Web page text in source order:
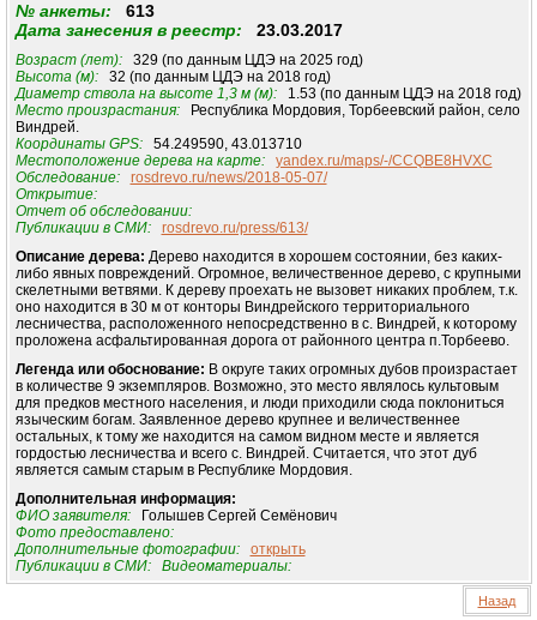
№ анкеты: 613
Дата занесения в реестр: 23.03.2017
Возраст (лет):329 (по данным ЦДЭ на 2025 год)
Высота (м):32 (по данным ЦДЭ на 2018 год)
Диаметр ствола на высоте 1,3 м (м):1.53 (по данным ЦДЭ на 2018 год)
Место произрастания:Республика Мордовия, Торбеевский район, село
Виндрей.
Координаты GPS:54.249590, 43.013710
Местоположение дерева на карте:
yandex.ru/maps/-/CCQBE8HVXC
Обследование:
rosdrevo.ru/news/2018-05-07/
Открытие:
Отчет об обследовании:
Публикации в СМИ:
rosdrevo.ru/press/613/
Описание дерева: Дерево находится в хорошем состоянии, без каких-
либо явных повреждений. Огромное, величественное дерево, с крупными
скелетными ветвями. К дереву проехать не вызовет никаких проблем, т.к.
оно находится в 30 м от конторы Виндрейского территориального
лесничества, расположенного непосредственно в с. Виндрей, к которому
проложена асфальтированная дорога от районного центра п.Торбеево.
Легенда или обоснование: В округе таких огромных дубов произрастает
в количестве 9 экземпляров. Возможно, это место являлось культовым
для предков местного населения, и люди приходили сюда поклониться
языческим богам. Заявленное дерево крупнее и величественнее
остальных, к тому же находится на самом видном месте и является
гордостью лесничества и всего с. Виндрей. Считается, что этот дуб
является самым старым в Республике Мордовия.
Дополнительная информация:
ФИО заявителя:Голышев Сергей Семёнович
Фото предоставлено:
Дополнительные фотографии:
открыть
Публикации в СМИ:
Видеоматериалы:
Назад